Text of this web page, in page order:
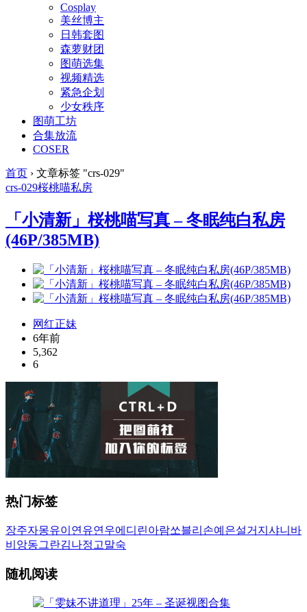
Cosplay
美丝博主
日韩套图
森萝财团
图萌选集
视频精选
紧急企划
少女秩序
图萌工坊
合集放流
COSER
首页 › 文章标签 "crs-029"
crs-029桜桃喵私房
「小清新」桜桃喵写真 – 冬眠纯白私房
(46P/385MB)
网红正妹
6年前
5,362
6
热门标签
장주자몽유이 연유연우에디린아람쏘블리 손예은설거지 샤니 바
비앙동그란김나정 고말숙
随机阅读